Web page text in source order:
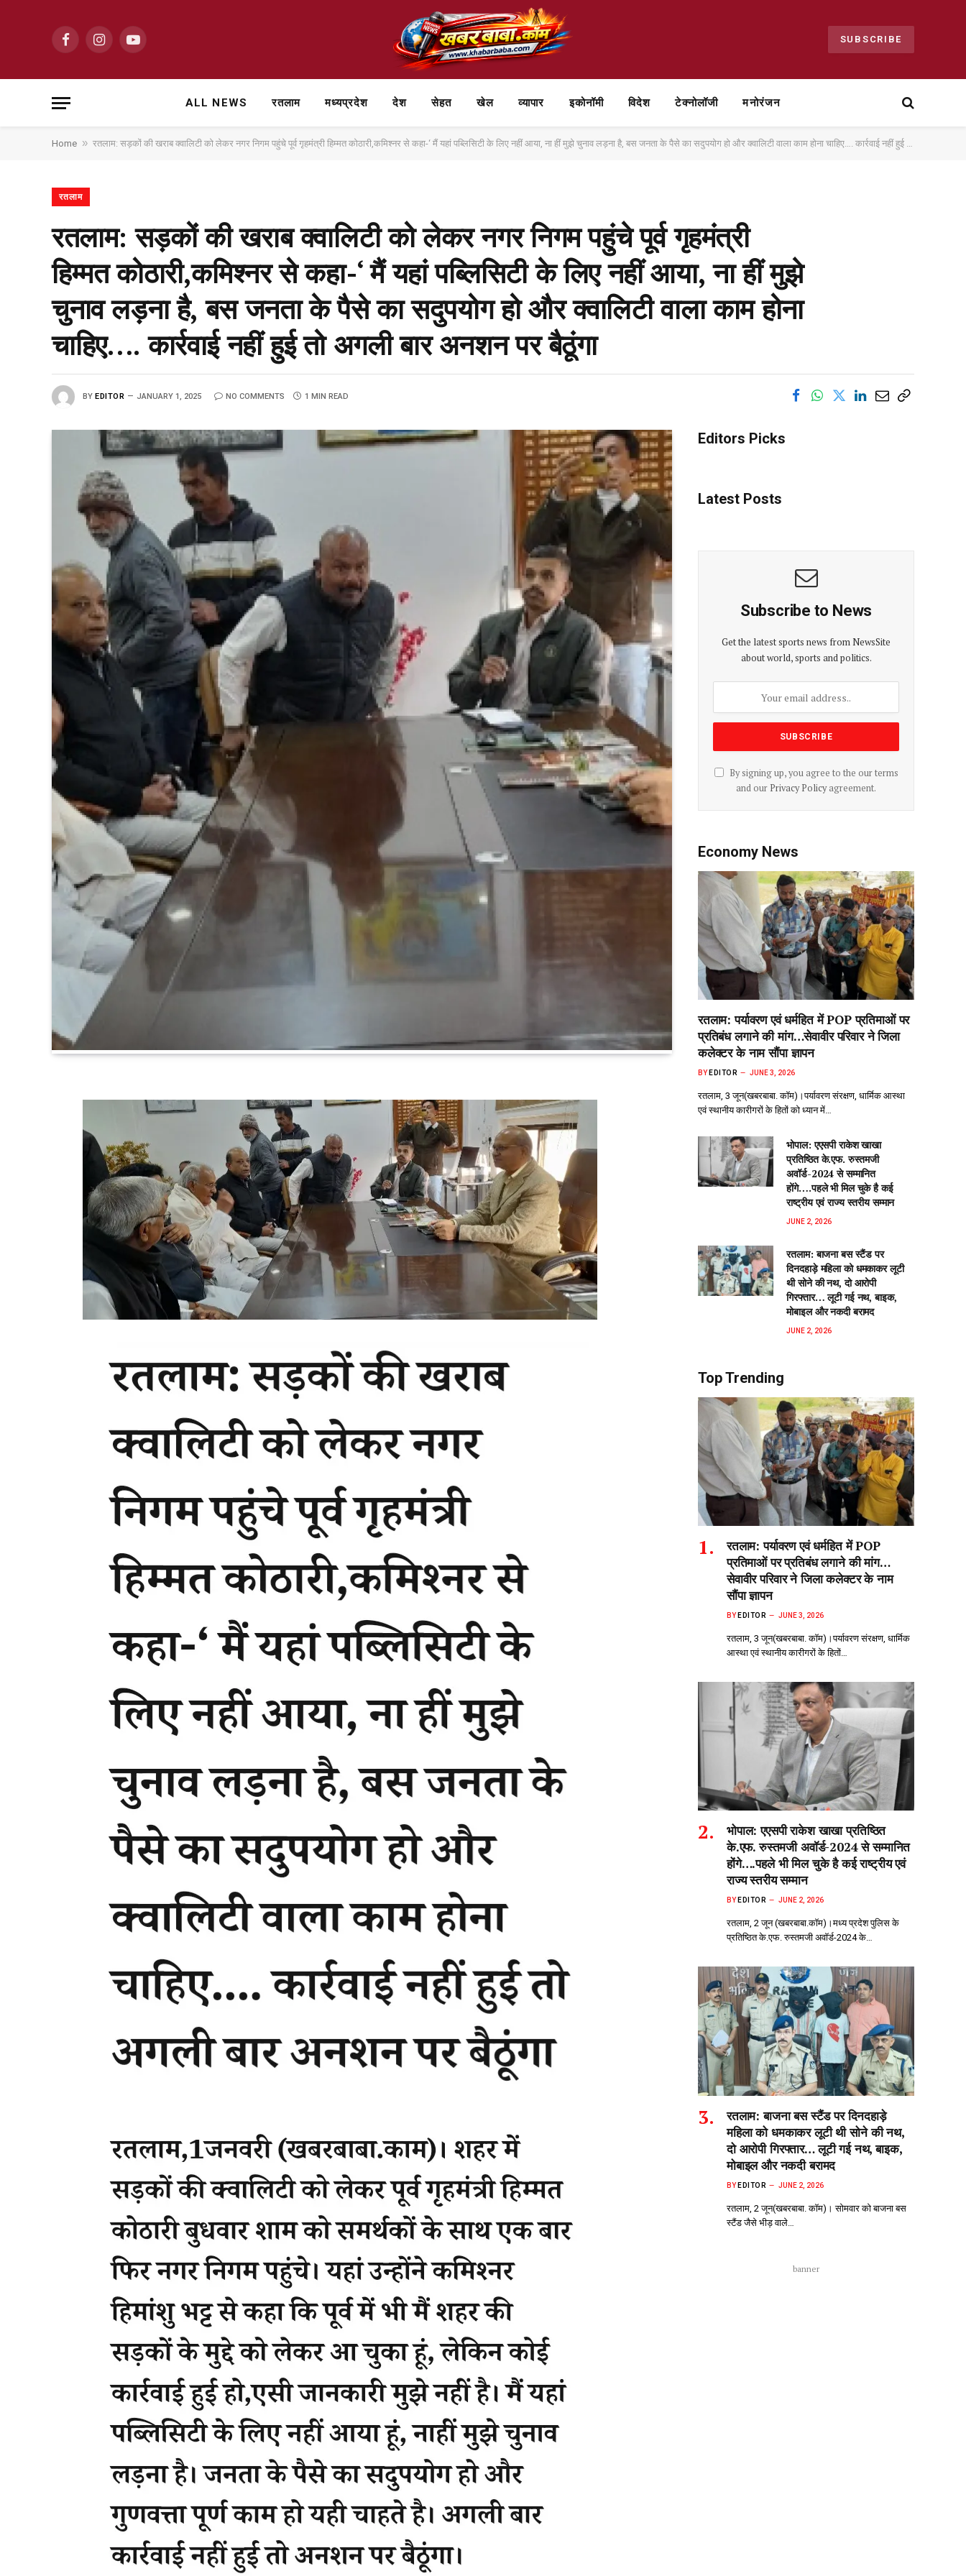
FacebookInstagramYouTube SUBSCRIBE
ALL NEWS रतलाम मध्यप्रदेश देश सेहत खेल व्यापार ⁠इकोनॉमी विदेश टेक्नोलॉजी मनोरंजन
Home » रतलाम: सड़कों की खराब क्वालिटी को लेकर नगर निगम पहुंचे पूर्व गृहमंत्री हिम्मत कोठारी,कमिश्नर से कहा-‘ मैं यहां पब्लिसिटी के लिए नहीं आया, ना हीं मुझे चुनाव लड़ना है, बस जनता के पैसे का सदुपयोग हो और क्वालिटी वाला काम होना चाहिए…. कार्रवाई नहीं हुई तो अगली बार अनशन पर बैठूंगा
रतलाम
रतलाम: सड़कों की खराब क्वालिटी को लेकर नगर निगम पहुंचे पूर्व गृहमंत्री
हिम्मत कोठारी,कमिश्नर से कहा-‘ मैं यहां पब्लिसिटी के लिए नहीं आया, ना हीं मुझे
चुनाव लड़ना है, बस जनता के पैसे का सदुपयोग हो और क्वालिटी वाला काम होना
चाहिए…. कार्रवाई नहीं हुई तो अगली बार अनशन पर बैठूंगा
BY EDITOR JANUARY 1, 2025 NO COMMENTS 1 MIN READ
Editors Picks
Latest Posts
Subscribe to News
Get the latest sports news from NewsSite
about world, sports and politics.
By signing up, you agree to the our terms
and our Privacy Policyagreement.
Economy News
रतलाम: पर्यावरण एवं धर्महित में POP प्रतिमाओं पर
प्रतिबंध लगाने की मांग…सेवावीर परिवार ने जिला
कलेक्टर के नाम सौंपा ज्ञापन
BY EDITOR JUNE 3, 2026
रतलाम, 3 जून(खबरबाबा. कॉम)।पर्यावरण संरक्षण, धार्मिक आस्था
एवं स्थानीय कारीगरों के हितों को ध्यान में…
भोपाल: एएसपी राकेश‌ खाखा
प्रतिष्ठित के.एफ. रुस्तमजी
अवॉर्ड-2024 से सम्मानित
होंगे….पहले भी मिल चुके है कई
राष्ट्रीय एवं राज्य स्तरीय सम्मान
JUNE 2, 2026
रतलाम: बाजना बस स्टैंड पर
दिनदहाड़े महिला को धमकाकर लूटी
थी सोने की नथ, दो आरोपी
गिरफ्तार… लूटी गई नथ, बाइक,
मोबाइल और नकदी बरामद
JUNE 2, 2026
Top Trending
रतलाम: पर्यावरण एवं धर्महित में POP
प्रतिमाओं पर प्रतिबंध लगाने की मांग…
सेवावीर परिवार ने जिला कलेक्टर के नाम
सौंपा ज्ञापन
BY EDITOR JUNE 3, 2026
रतलाम, 3 जून(खबरबाबा. कॉम)।पर्यावरण संरक्षण, धार्मिक
आस्था एवं स्थानीय कारीगरों के हितों…
भोपाल: एएसपी राकेश‌ खाखा प्रतिष्ठित
के.एफ. रुस्तमजी अवॉर्ड-2024 से सम्मानित
होंगे….पहले भी मिल चुके है कई राष्ट्रीय एवं
राज्य स्तरीय सम्मान
BY EDITOR JUNE 2, 2026
रतलाम, 2 जून (खबरबाबा.कॉम)।मध्य प्रदेश पुलिस के
प्रतिष्ठित के.एफ. रुस्तमजी अवॉर्ड-2024 के…
रतलाम: बाजना बस स्टैंड पर दिनदहाड़े
महिला को धमकाकर लूटी थी सोने की नथ,
दो आरोपी गिरफ्तार… लूटी गई नथ, बाइक,
मोबाइल और नकदी बरामद
BY EDITOR JUNE 2, 2026
रतलाम, 2 जून(खबरबाबा. कॉम)। सोमवार को बाजना बस
स्टैंड जैसे भीड़‌ वाले…
banner